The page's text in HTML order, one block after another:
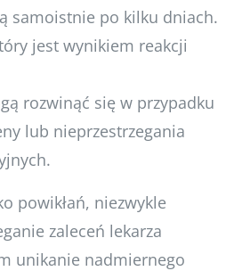
samoistnie po kilku dniach.
jest wynikiem reakcji
rozwinąć się w przypadku
lub nieprzestrzegania
powikłań, niezwykle
zaleceń lekarza
unikanie nadmiernego